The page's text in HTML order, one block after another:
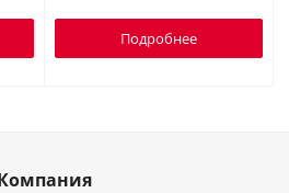
Подробнее